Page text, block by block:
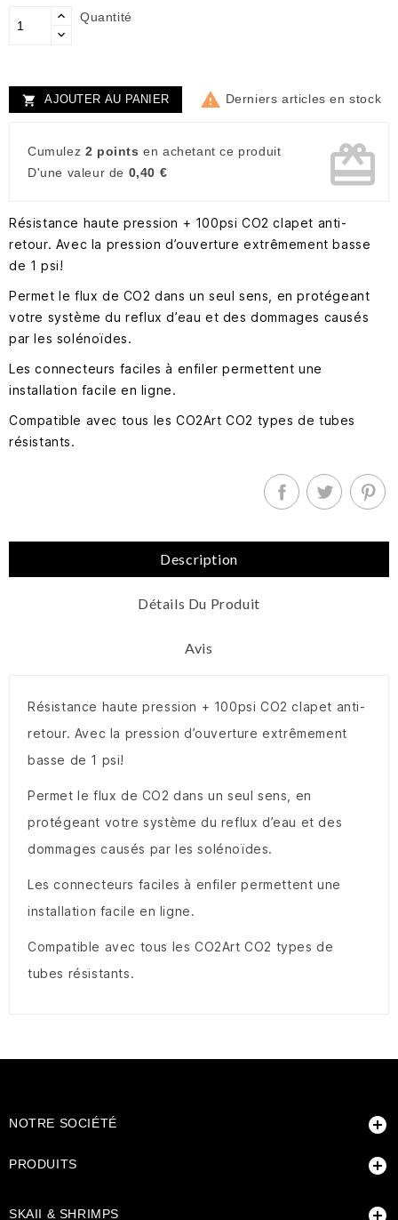
Quantité
 AJOUTER AU PANIER  Derniers articles en stock
Cumulez 2 points en achetant ce produit
D'une valeur de 0,40 € card_giftcard
Résistance haute pression + 100psi CO2 clapet anti-
retour. Avec la pression d’ouverture extrêmement basse
de 1 psi!
Permet le flux de CO2 dans un seul sens, en protégeant
votre système du reflux d’eau et des dommages causés
par les solénoïdes.
Les connecteurs faciles à enfiler permettent une
installation facile en ligne.
Compatible avec tous les CO2Art CO2 types de tubes
résistants.
Description
Détails Du Produit
Avis
Résistance haute pression + 100psi CO2 clapet anti-
retour. Avec la pression d’ouverture extrêmement
basse de 1 psi!
Permet le flux de CO2 dans un seul sens, en
protégeant votre système du reflux d’eau et des
dommages causés par les solénoïdes.
Les connecteurs faciles à enfiler permettent une
installation facile en ligne.
Compatible avec tous les CO2Art CO2 types de
tubes résistants.
NOTRE SOCIÉTÉ 
PRODUITS 
SKAII & SHRIMPS